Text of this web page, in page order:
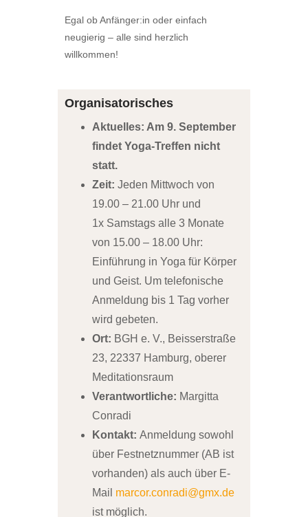
Egal ob Anfänger:in oder einfach
neugierig – alle sind herzlich
willkommen!
Organisatorisches
Aktuelles: Am 9. September
findet Yoga-Treffen nicht
statt.
Zeit: Jeden Mittwoch von
19.00 – 21.00 Uhr und
1x Samstags alle 3 Monate
von 15.00 – 18.00 Uhr:
Einführung in Yoga für Körper
und Geist. Um telefonische
Anmeldung bis 1 Tag vorher
wird gebeten.
Ort: BGH e. V., Beisserstraße
23, 22337 Hamburg, oberer
Meditationsraum
Verantwortliche: Margitta
Conradi
Kontakt: Anmeldung sowohl
über Festnetznummer (AB ist
vorhanden) als auch über E-
Mail marcor.conradi@gmx.de
ist möglich.